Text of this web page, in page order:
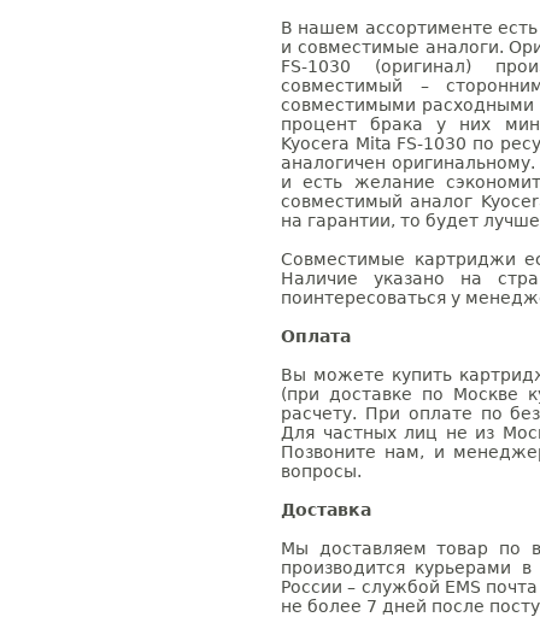
В нашем ассортименте
и совместимые аналоги.
FS-1030 (оригинал)
совместимый –
совместимыми расходными
процент брака у них
Kyocera Mita FS-1030 по
аналогичен
и есть желание
совместимый аналог
на гарантии, то будет
Совместимые картриджи
Наличие указано на
поинтересоваться у
Оплата
Вы можете купить
(при доставке по Москве
расчету. При оплате по
Для частных лиц не из
Позвоните нам, и
вопросы.
Доставка
Мы доставляем товар по
производится курьерами
России – службой EMS
не более 7 дней после